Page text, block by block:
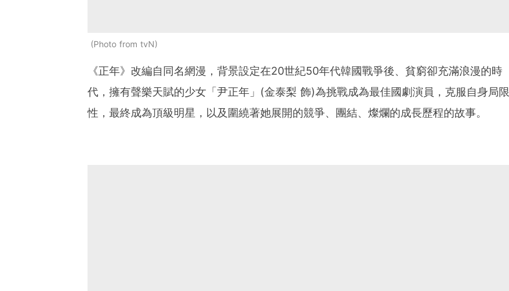
Photo from tvN
《正年》改編自同名網漫，背景設定在20世紀50年代韓國戰爭後、貧窮卻充滿浪漫的時
代，擁有聲樂天賦的少女「尹正年」(金泰梨 飾)為挑戰成為最佳國劇演員，克服自身局限
性，最終成為頂級明星，以及圍繞著她展開的競爭、團結、燦爛的成長歷程的故事。